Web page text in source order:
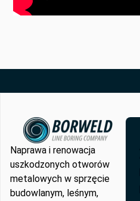
Naprawa i renowacja
uszkodzonych otworów
metalowych w sprzęcie
budowlanym, leśnym,